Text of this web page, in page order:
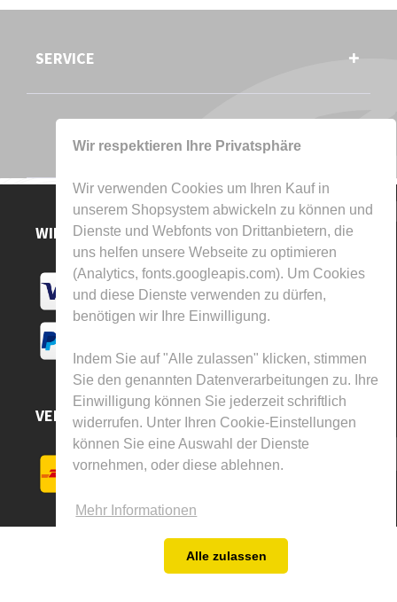
Wir respektieren Ihre Privatsphäre
Wir verwenden Cookies um Ihren Kauf in
unserem Shopsystem abwickeln zu können und
Dienste und Webfonts von Drittanbietern, die
uns helfen unsere Webseite zu optimieren
(Analytics, fonts.googleapis.com). Um Cookies
und diese Dienste verwenden zu dürfen,
benötigen wir Ihre Einwilligung.
Indem Sie auf "Alle zulassen" klicken, stimmen
Sie den genannten Datenverarbeitungen zu. Ihre
Einwilligung können Sie jederzeit schriftlich
widerrufen. Unter Ihren Cookie-Einstellungen
können Sie eine Auswahl der Dienste
vornehmen, oder diese ablehnen.
Mehr Informationen
Alle zulassen
SERVICE
WIR AKZEPTIEREN
VERSAND DURCH